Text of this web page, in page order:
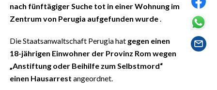
FOTO
VIDEO
INFO AZIENDE
ABBONATI
nach fünftägiger Suche tot in einer Wohnung im
Zentrum von Perugia aufgefunden wurde
Die Staatsanwaltschaft Perugia hat gegen einen
18-jährigen Einwohner der Provinz Rom wegen
„Anstiftung oder Beihilfe zum Selbstmord“
einen Hausarrest angeordnet.